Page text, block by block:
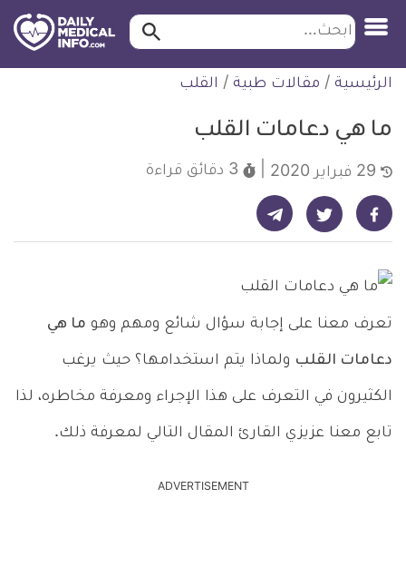
التخطي
للمحتوى
ابحث ابحث…
الرئيسية / مقالات طبية / القلب
ما هي دعامات القلب
3 دقائق قراءة
شارك على فيسبوك - ديلي ميديكال انفو شارك على تويتر - ديلي ميديكال انفو شارك على تيليجرام - ديلي ميديكال انفو
تعرف معنا على إجابة سؤال شائع ومهم وهو ما هي
دعامات القلب ولماذا يتم استخدامها؟ حيث يرغب
الكثيرون في التعرف على هذا الإجراء ومعرفة مخاطره، لذا
تابع معنا عزيزي القارئ المقال التالي لمعرفة ذلك.
ADVERTISEMENT